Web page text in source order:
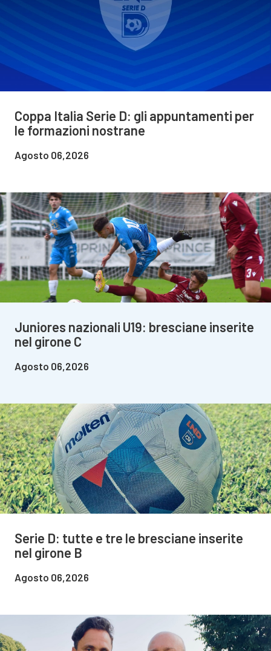
Coppa Italia Serie D: gli appuntamenti per
le formazioni nostrane
Agosto 06,2026
Juniores nazionali U19: bresciane inserite
nel girone C
Agosto 06,2026
Serie D: tutte e tre le bresciane inserite
nel girone B
Agosto 06,2026